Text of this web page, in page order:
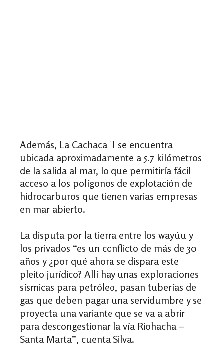
Además, La Cachaca II se encuentra
ubicada aproximadamente a 5.7 kilómetros
de la salida al mar, lo que permitiría fácil
acceso a los polígonos de explotación de
hidrocarburos que tienen varias empresas
en mar abierto.
La disputa por la tierra entre los wayúu y
los privados “es un conflicto de más de 30
años y ¿por qué ahora se dispara este
pleito jurídico? Allí hay unas exploraciones
sísmicas para petróleo, pasan tuberías de
gas que deben pagar una servidumbre y se
proyecta una variante que se va a abrir
para descongestionar la vía Riohacha –
Santa Marta”, cuenta Silva.